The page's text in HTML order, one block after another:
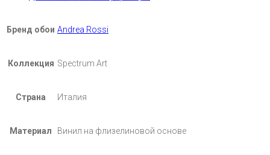
Бренд обои Andrea Rossi
Коллекция Spectrum Art
Страна Италия
Материал Винил на флизелиновой основе